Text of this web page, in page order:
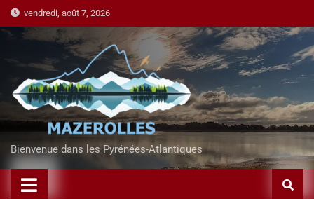
vendredi, août 7, 2026
Bienvenue dans les Pyrénées-Atlantiques